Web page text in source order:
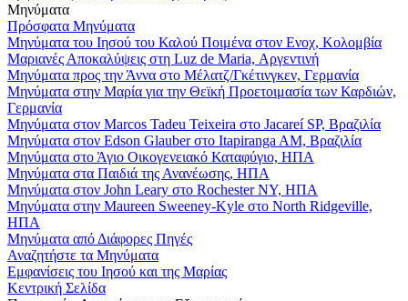
Μηνύματα
Πρόσφατα Μηνύματα
Μηνύματα του Ιησού του Καλού Ποιμένα στον Ενοχ, Κολομβία
Μαριανές Αποκαλύψεις στη Luz de Maria, Αργεντινή
Μηνύματα προς την Άννα στο Μέλατζ/Γκέτινγκεν, Γερμανία
Μηνύματα στην Μαρία για την Θεϊκή Προετοιμασία των Καρδιών,
Γερμανία
Μηνύματα στον Marcos Tadeu Teixeira στο Jacareí SP, Βραζιλία
Μηνύματα στον Edson Glauber στο Itapiranga AM, Βραζιλία
Μηνύματα στο Άγιο Οικογενειακό Καταφύγιο, ΗΠΑ
Μηνύματα στα Παιδιά της Ανανέωσης, ΗΠΑ
Μηνύματα στον John Leary στο Rochester NY, ΗΠΑ
Μηνύματα στην Maureen Sweeney-Kyle στο North Ridgeville,
ΗΠΑ
Μηνύματα από Διάφορες Πηγές
Αναζητήστε τα Μηνύματα
Εμφανίσεις του Ιησού και της Μαρίας
Κεντρική Σελίδα